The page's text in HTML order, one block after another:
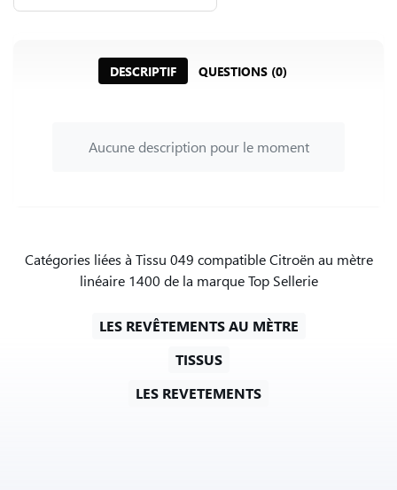
DESCRIPTIF QUESTIONS (0)
Aucune description pour le moment
Catégories liées à Tissu 049 compatible Citroën au mètre
linéaire 1400 de la marque Top Sellerie
LES REVÊTEMENTS AU MÈTRE
TISSUS
LES REVETEMENTS